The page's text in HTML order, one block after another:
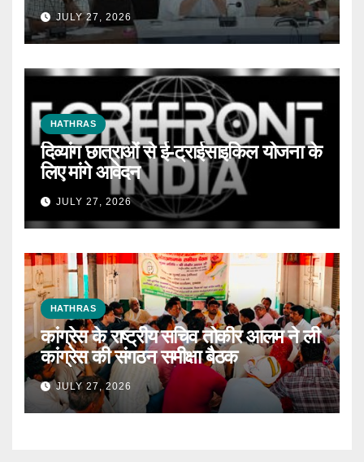
JULY 27, 2026
HATHRAS
दिव्यांग छात्राओं से ई-ट्राईसाइकिल योजना के
लिए मांगे आवेदन
JULY 27, 2026
HATHRAS
कांग्रेस के राष्ट्रीय सचिव तोकीर आलम ने ली
कांग्रेस की संगठन समीक्षा बैठक
JULY 27, 2026